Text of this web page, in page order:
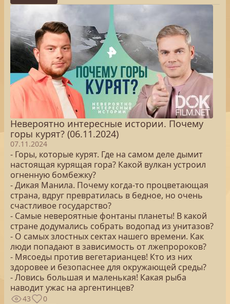
Невероятно интересные истории. Почему
горы курят? (06.11.2024)
07.11.2024
- Горы, которые курят. Где на самом деле дымит
настоящая курящая гора? Какой вулкан устроил
огненную бомбежку?
- Дикая Манила. Почему когда-то процветающая
страна, вдруг превратилась в бедное, но очень
счастливое государство?
- Самые невероятные фонтаны планеты! В какой
стране додумались собрать водопад из унитазов?
- О самых злостных сектах нашего времени. Как
люди попадают в зависимость от лжепророков?
- Мясоеды против вегетарианцев! Кто из них
здоровее и безопаснее для окружающей среды?
- Ловись большая и маленькая! Какая рыба
наводит ужас на аргентинцев?
43 0